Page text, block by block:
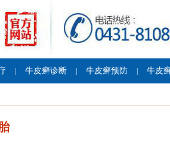
牛皮癣诊断 牛皮癣预防 牛皮